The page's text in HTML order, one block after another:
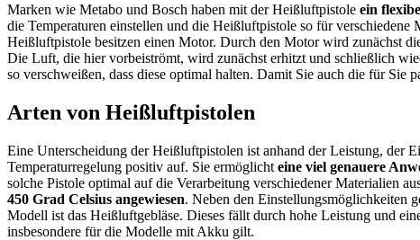
Marken wie Metabo und Bosch haben mit der Heißluftpistole ein
die Temperaturen einstellen und die Heißluftpistole so für
Heißluftpistole besitzen einen Motor. Durch den Motor wird zunächst
Die Luft, die hier vorbeiströmt, wird zunächst erhitzt und schließlich
so verschweißen, dass diese optimal halten. Damit Sie auch die für
Arten von Heißluftpistolen
Eine Unterscheidung der Heißluftpistolen ist anhand der Leistung, der
Temperaturregelung positiv auf. Sie ermöglicht eine viel genauere
solche Pistole optimal auf die Verarbeitung verschiedener Materialien
450 Grad Celsius angewiesen. Neben den Einstellungsmöglichkeiten
Modell ist das Heißluftgebläse. Dieses fällt durch hohe Leistung und
insbesondere für die Modelle mit Akku gilt.